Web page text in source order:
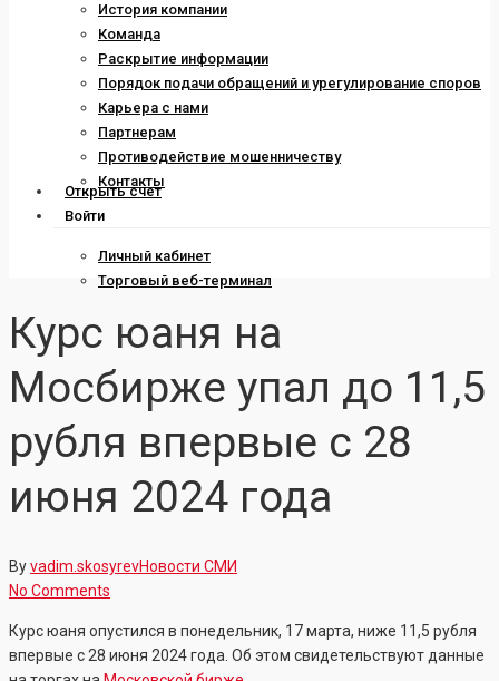
История компании
Команда
Раскрытие информации
Порядок подачи обращений и урегулирование споров
Карьера с нами
Партнерам
Противодействие мошенничеству
Контакты
Открыть счет
Войти
Личный кабинет
Торговый веб-терминал
Курс юаня на
Мосбирже упал до 11,5
рубля впервые с 28
июня 2024 года
Byvadim.skosyrevНовости СМИ
No Comments
Курс юаня опустился в понедельник, 17 марта, ниже 11,5 рубля
впервые с 28 июня 2024 года. Об этом свидетельствуют данные